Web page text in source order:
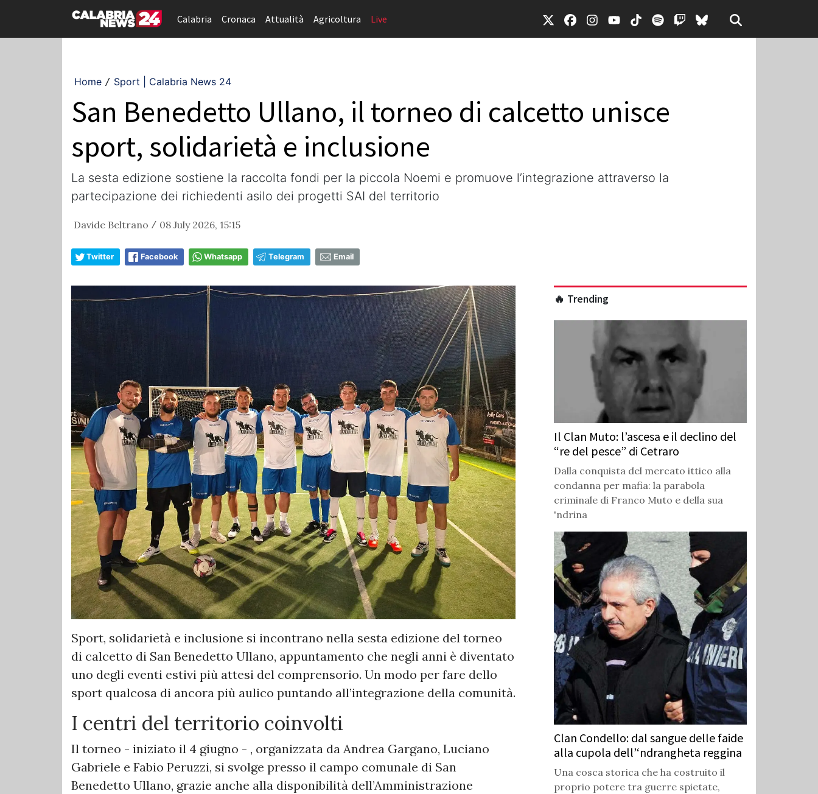
Calabria Cronaca Attualità Agricoltura Live
Home / Sport | Calabria News 24
San Benedetto Ullano, il torneo di calcetto unisce
sport, solidarietà e inclusione
La sesta edizione sostiene la raccolta fondi per la piccola Noemi e promuove l’integrazione attraverso la
partecipazione dei richiedenti asilo dei progetti SAI del territorio
Davide Beltrano / 08 July 2026, 15:15
Twitter Facebook Whatsapp Telegram Email
Sport, solidarietà e inclusione si incontrano nella sesta edizione del torneo
di calcetto di San Benedetto Ullano, appuntamento che negli anni è diventato
uno degli eventi estivi più attesi del comprensorio. Un modo per fare dello
sport qualcosa di ancora più aulico puntando all’integrazione della comunità.
I centri del territorio coinvolti
Il torneo - iniziato il 4 giugno - , organizzata da Andrea Gargano, Luciano
Gabriele e Fabio Peruzzi, si svolge presso il campo comunale di San
Benedetto Ullano, grazie anche alla disponibilità dell’Amministrazione
🔥 Trending
Il Clan Muto: l’ascesa e il declino del
“re del pesce” di Cetraro
Dalla conquista del mercato ittico alla
condanna per mafia: la parabola
criminale di Franco Muto e della sua
'ndrina
Clan Condello: dal sangue delle faide
alla cupola dell’‘ndrangheta reggina
Una cosca storica che ha costruito il
proprio potere tra guerre spietate,